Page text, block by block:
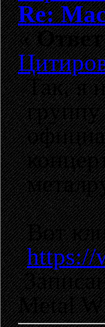
Re:
«
Так, я
Вот
https://
Metal